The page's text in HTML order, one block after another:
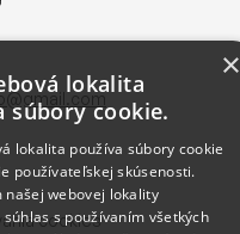
cookies
×
lokalita
súbory cookie.
lokalita používa súbory cookie
používateľskej skúsenosti.
našej webovej lokality
s používaním všetkých